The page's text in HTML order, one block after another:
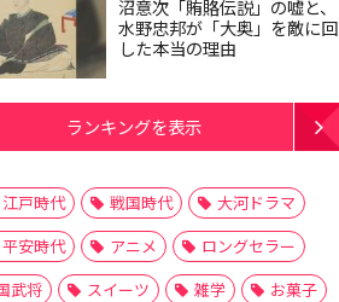
沼意次「賄賂伝説」の嘘と、
水野忠邦が「大奥」を敵に回
した本当の理由
ランキングを表示
江戸時代 戦国時代
大河ドラマ
平安時代
アニメ
ロングセラー
武将
スイーツ 雑学
お菓子